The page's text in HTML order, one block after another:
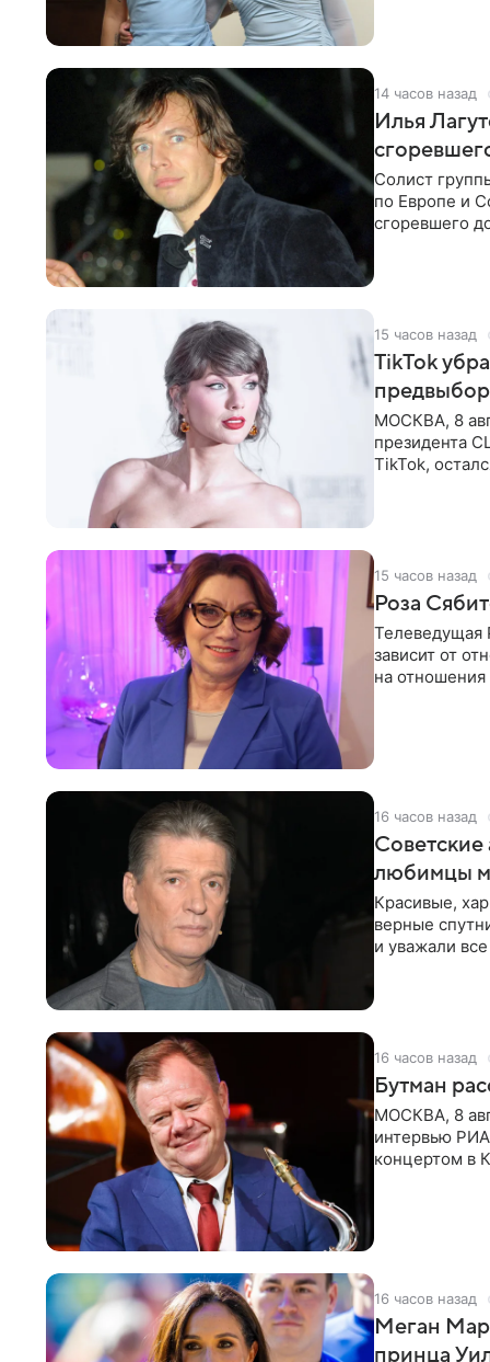
14 часов назад
Илья
Солист
по Европе и
сгоревшего
15 часов назад
TikTok
МОСКВА, 8
президента
TikTok,
15 часов назад
Роза
Телеведущая
зависит от
на
16 часов назад
Советские
любимцы
Красивые,
верные
и уважали
16 часов назад
Бутман
МОСКВА, 8
интервью
концертом в
16 часов назад
Меган
принца